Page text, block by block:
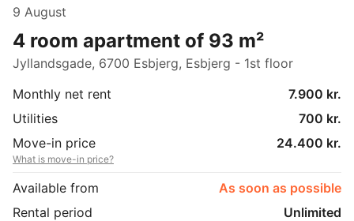
9 August
4 room apartment of 93 m²
Jyllandsgade, 6700 Esbjerg, Esbjerg - 1st floor
Monthly net rent
7.900 kr.
Utilities
700 kr.
Move-in price
24.400 kr.
What is move-in price?
Available from
As soon as possible
Rental period
Unlimited